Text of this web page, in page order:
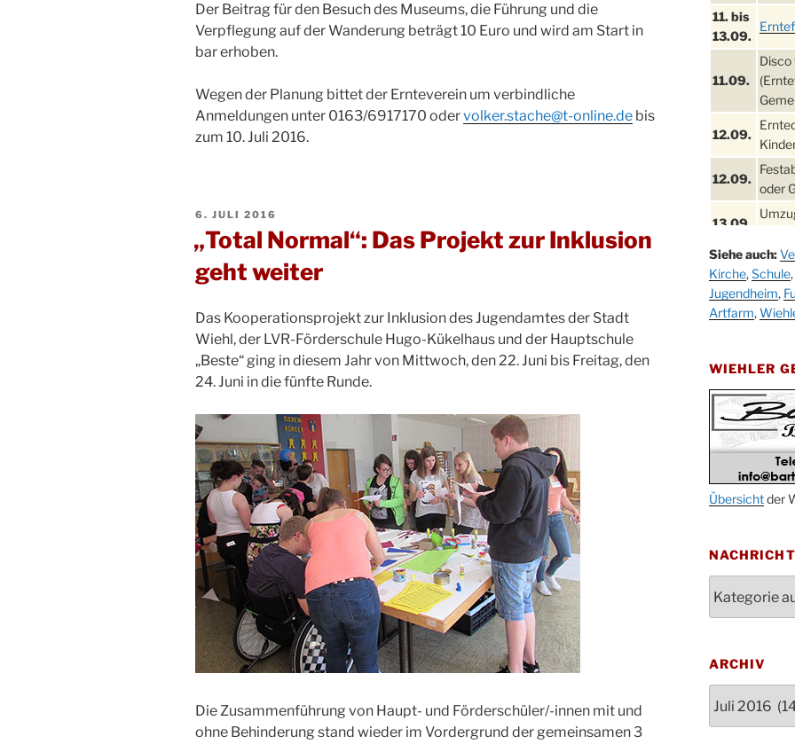
Der Beitrag für den Besuch des Museums, die Führung und die
Verpflegung auf der Wanderung beträgt 10 Euro und wird am Start in
bar erhoben.
Wegen der Planung bittet der Ernteverein um verbindliche
Anmeldungen unter 0163/6917170 odervolker.stache@t-online.de bis
zum 10. Juli 2016.
VERÖFFENTLICHT
AM
6. JULI 2016
„Total Normal“: Das Projekt zur Inklusion
geht weiter
Das Kooperationsprojekt zur Inklusion des Jugendamtes der Stadt
Wiehl, der LVR-Förderschule Hugo-Kükelhaus und der Hauptschule
„Beste“ ging in diesem Jahr von Mittwoch, den 22. Juni bis Freitag, den
24. Juni in die fünfte Runde.
Die Zusammenführung von Haupt- und Förderschüler/-innen mit und
ohne Behinderung stand wieder im Vordergrund der gemeinsamen 3
11. bis
13.09.
11.09.
Disco
12.09.
12.09.
oder
13.09.
19.09.
25. u.
26.09.
10-12
09.10.
10.10.
18:00
11.10.
29.10.
31.10.
12.11.
15.11.
Siehe auch:
Kirche,Schule,
Jugendheim,
Artfarm,
WIEHLER
Übersichtder
ARCHIV